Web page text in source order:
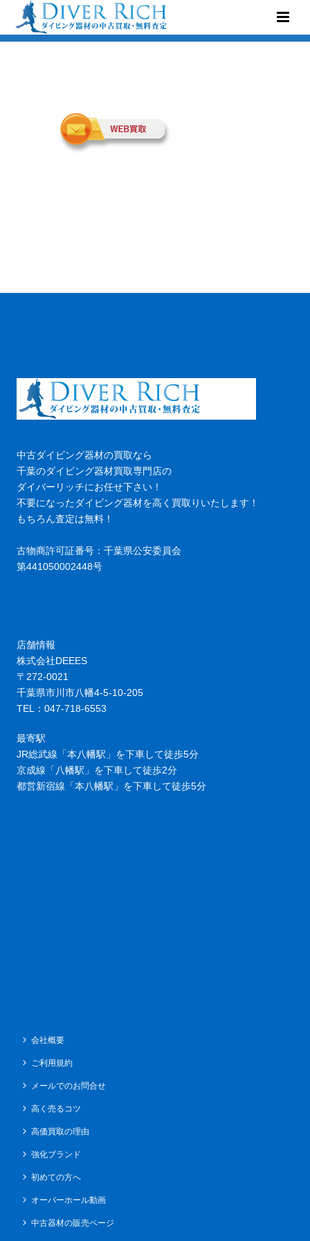
中古ダイビング器材の買取なら
千葉のダイビング器材買取専門店の
ダイバーリッチにお任せ下さい！
不要になったダイビング器材を高く買取りいたします！
もちろん査定は無料！
古物商許可証番号：千葉県公安委員会
第441050002448号
店舗情報
株式会社DEEES
〒272-0021
千葉県市川市八幡4-5-10-205
TEL：047-718-6553
最寄駅
JR総武線「本八幡駅」を下車して徒歩5分
京成線「八幡駅」を下車して徒歩2分
都営新宿線「本八幡駅」を下車して徒歩5分
会社概要
ご利用規約
メールでのお問合せ
高く売るコツ
高価買取の理由
強化ブランド
初めての方へ
オーバーホール動画
中古器材の販売ページ